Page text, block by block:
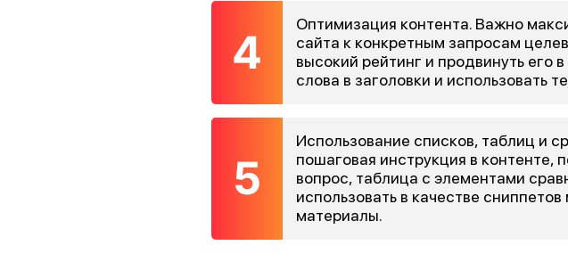
Оптимизация контента. Важно
сайта к конкретным запросам
высокий рейтинг и продвинуть его
слова в заголовки и использовать
Использование списков, таблиц и
пошаговая инструкция в контенте,
вопрос, таблица с элементами
использовать в качестве
материалы.